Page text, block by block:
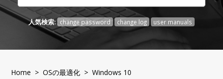
人気検索: change password change log user manuals
Home >OSの最適化 > Windows 10